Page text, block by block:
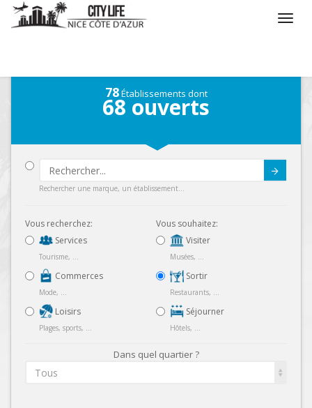
78Établissements dont
68 ouverts
Rechercher une marque, un établissement...
Vous recherchez:
Services
Tourisme, ...
Commerces
Mode, ...
Loisirs
Plages, sports, ...
Vous souhaitez:
Visiter
Musées, ...
Sortir
Restaurants, ...
Séjourner
Hôtels, ...
Dans quel quartier ?
Tous